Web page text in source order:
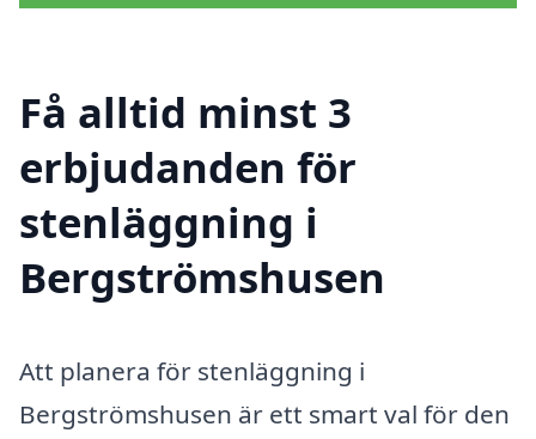
Få alltid minst 3
erbjudanden för
stenläggning i
Bergströmshusen
Att planera för stenläggning i
Bergströmshusen är ett smart val för den